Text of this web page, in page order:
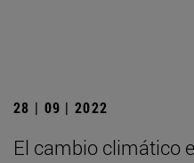
28 | 09 | 2022
El cambio climático